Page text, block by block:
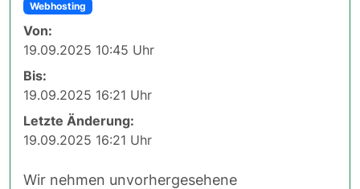
Webhosting
Von:
19.09.2025 10:45 Uhr
Bis:
19.09.2025 16:21 Uhr
Letzte Änderung:
19.09.2025 16:21 Uhr
Wir nehmen unvorhergesehene